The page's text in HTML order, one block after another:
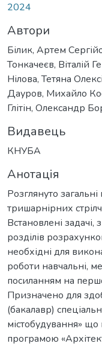
2024
Автори
Білик, Артем
Тонкачеєв, Віталій
Нілова, Тетяна
Дауров, Михайло
Глітін, Олександр
Видавець
КНУБА
Анотація
Розглянуто
тришарнірних
Встановлені
розділів
необхідні для
роботи навчальні,
посиланням на
Призначено для
(бакалавр)
містобудування» що
програмою